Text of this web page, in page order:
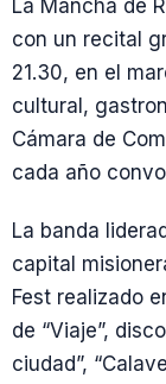
La Mancha de
con un recital
21.30, en el
cultural,
Cámara de
cada año
La banda
capital
Fest realizado
de “Viaje”,
ciudad”,